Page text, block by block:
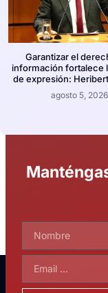
Garantizar el
información fortalece
de expresión:
agosto 5, 2026